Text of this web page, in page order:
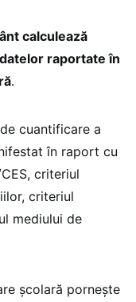
calculează
raportate în
.
cuantificare a
în raport cu
criteriul
criteriul
mediului de
școlară pornește